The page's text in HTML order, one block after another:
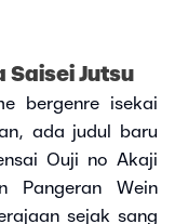
Saisei Jutsu
bergenre isekai
ada judul baru
Ouji no Akaji
Pangeran Wein
sejak sang